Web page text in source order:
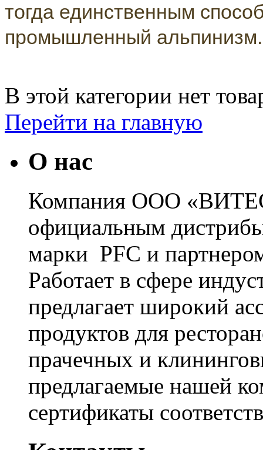
тогда единственным
промышленный альпинизм.
В этой категории нет
Перейти на главную
О нас
Компания ООО
официальным
марки PFC и
Работает в сфере
предлагает широкий
продуктов для
прачечных и
предлагаемые нашей
сертификаты